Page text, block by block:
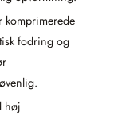
komprimerede
fodring og
høj